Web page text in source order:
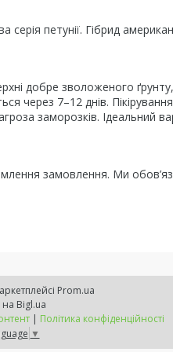
петунії. Гібрид
добре зволоженого ґрунту,
через 7–12 днів. Пікірування
заморозків. Ідеальний
замовлення. Ми
Prom.ua
Bigl.ua
| Політика конфіденційності
▼